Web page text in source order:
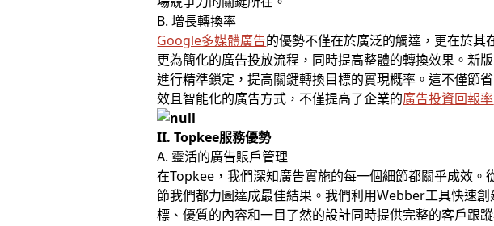
B. 增長轉換率
Google多媒體廣告的優勢不僅在於廣泛的觸達，更在於
更為簡化的廣告投放流程，同時提高整體的轉換效果。新
進行精準鎖定，提高關鍵轉換目標的實現概率。這不僅節
效且智能化的廣告方式，不僅提高了企業的廣告投資回報率
II. Topkee服務優勢
A. 靈活的廣告賬戶管理
在Topkee，我們深知廣告實施的每一個細節都關乎成效
節我們都力圖達成最佳結果。我們利用Webber工具快速
標、優質的內容和一目了然的設計同時提供完整的客戶跟